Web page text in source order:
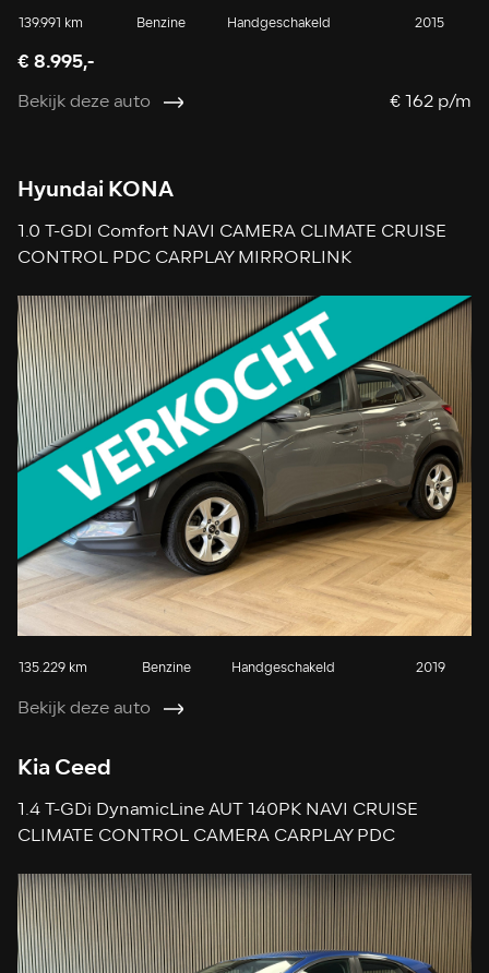
139.991 km Benzine Handgeschakeld 2015
€ 8.995,-
Bekijk deze auto € 162 p/m
Hyundai KONA
1.0 T-GDI Comfort NAVI CAMERA CLIMATE CRUISE
CONTROL PDC CARPLAY MIRRORLINK
135.229 km Benzine Handgeschakeld 2019
Bekijk deze auto
Kia Ceed
1.4 T-GDi DynamicLine AUT 140PK NAVI CRUISE
CLIMATE CONTROL CAMERA CARPLAY PDC